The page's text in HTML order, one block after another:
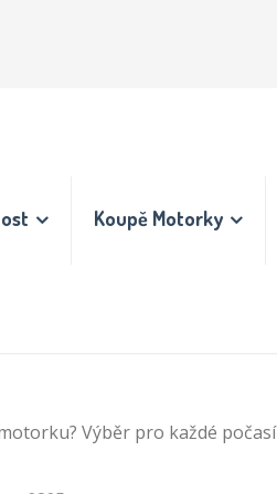
Koupě Motorky
Výběr pro každé počasí